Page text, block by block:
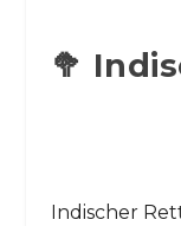
🥦
Indischer